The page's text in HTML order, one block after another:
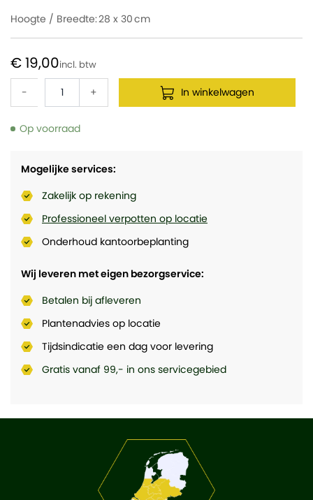
Hoogte / Breedte:28 x 30
Mogelijke services:
Zakelijk op rekening
Professioneel verpotten op locatie
Onderhoud kantoorbeplanting
Wij leveren met eigen bezorgservice:
Betalen bij afleveren
Plantenadvies op locatie
Tijdsindicatie een dag voor levering
Gratis vanaf 99,- in ons servicegebied
€ 19,00
- + In winkelwagen
Op voorraad